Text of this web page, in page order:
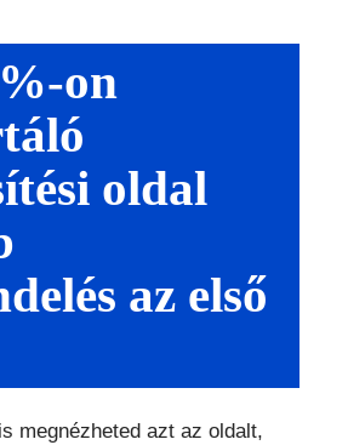
on
oldal
az első
megnézheted azt az oldalt,